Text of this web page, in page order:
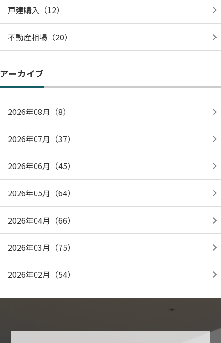
戸建購入（12）
不動産相場（20）
アーカイブ
2026年08月（8）
2026年07月（37）
2026年06月（45）
2026年05月（64）
2026年04月（66）
2026年03月（75）
2026年02月（54）